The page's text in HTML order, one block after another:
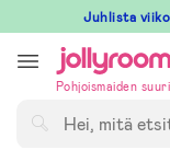
till
innehållet
Juhlista
Pohjoismaiden